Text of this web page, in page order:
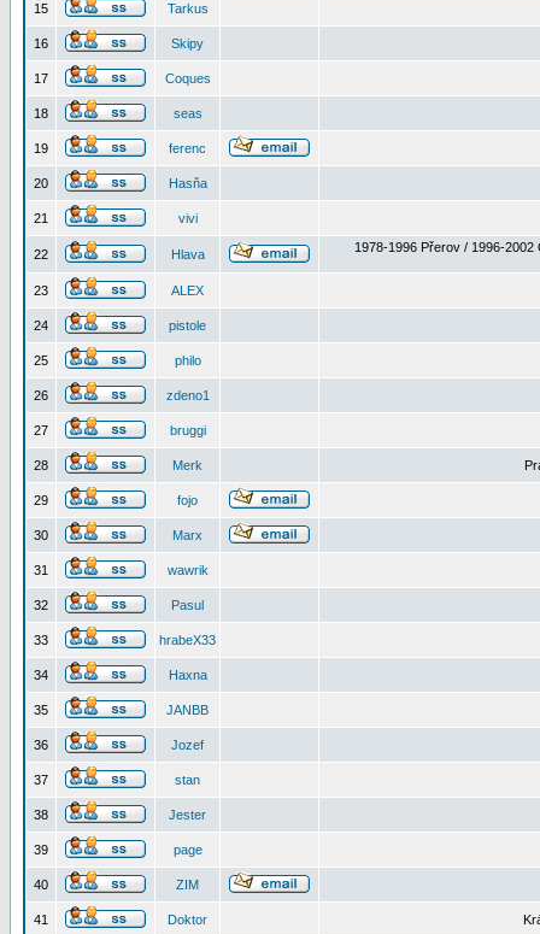
15 Tarkus
16 Skipy
17 Coques
18 seas
19 ferenc
20 Hasňa
21 vivi
22 Hlava 1978-1996 Přerov / 1996-2002
23 ALEX
24 pistole
25 philo
26 zdeno1
27 bruggi
28 Merk
29 fojo
30 Marx
31 wawrik
32 Pasul
33 hrabeX33
34 Haxna
35 JANBB
36 Jozef
37 stan
38 Jester
39 page
40 ZIM
41 Doktor